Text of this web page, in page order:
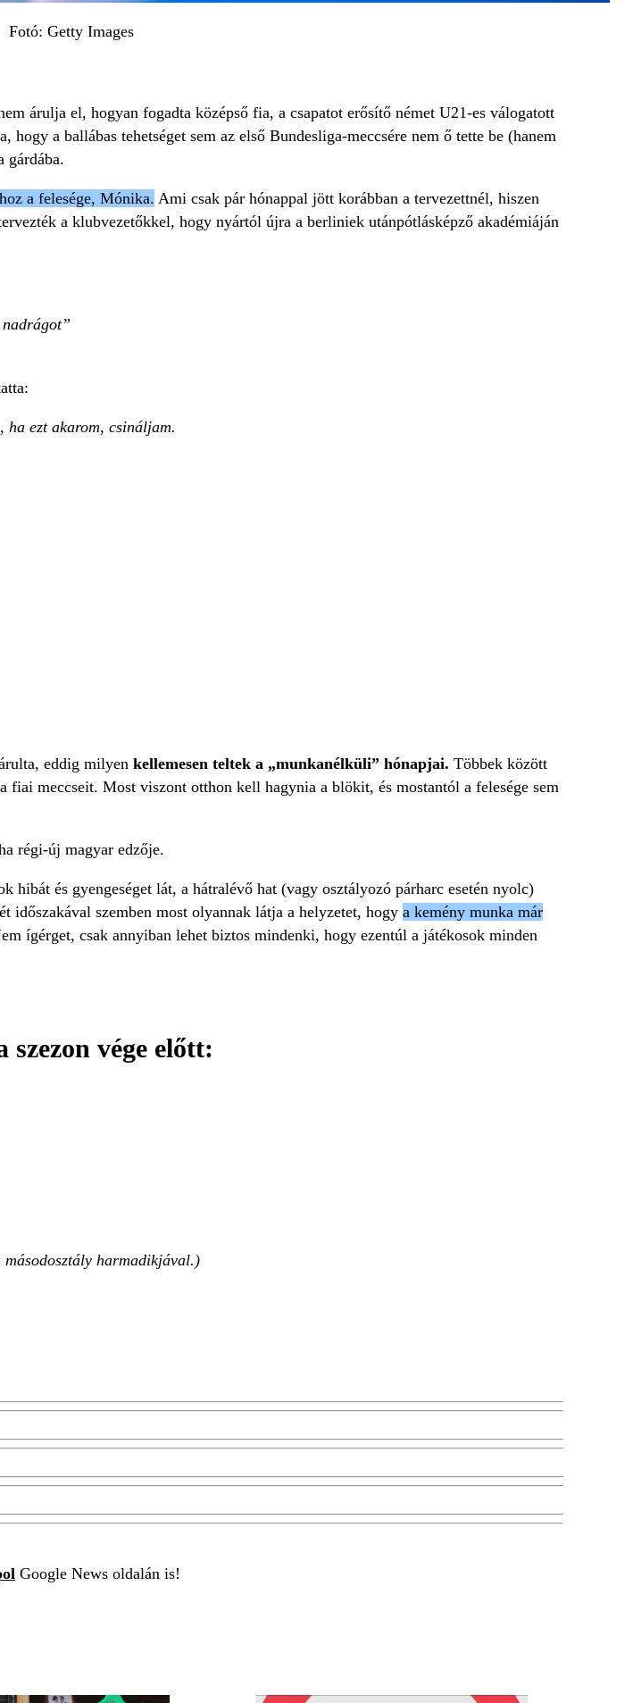
Fotó: Getty Images
árulja el, hogyan fogadta középső fia, a csapatot erősítő német U21-es válogatott
hogy a ballábas tehetséget sem az első Bundesliga-meccsére nem ő tette be (hanem
gárdába.
a felesége, Mónika. Ami csak pár hónappal jött korábban a tervezettnél, hiszen
a klubvezetőkkel, hogy nyártól újra a berliniek utánpótlásképző akadémiáján
ha ezt akarom, csináljam.
eddig milyen kellemesen teltek a „munkanélküli” hónapjai. Többek között
meccseit. Most viszont otthon kell hagynia a blökit, és mostantól a felesége sem
régi-új magyar edzője.
és gyengeséget lát, a hátralévő hat (vagy osztályozó párharc esetén nyolc)
szemben most olyannak látja a helyzetet, hogy a kemény munka már
ígérget, csak annyiban lehet biztos mindenki, hogy ezentúl a játékosok minden
vége előtt:
másodosztály harmadikjával.)
Google News oldalán is!